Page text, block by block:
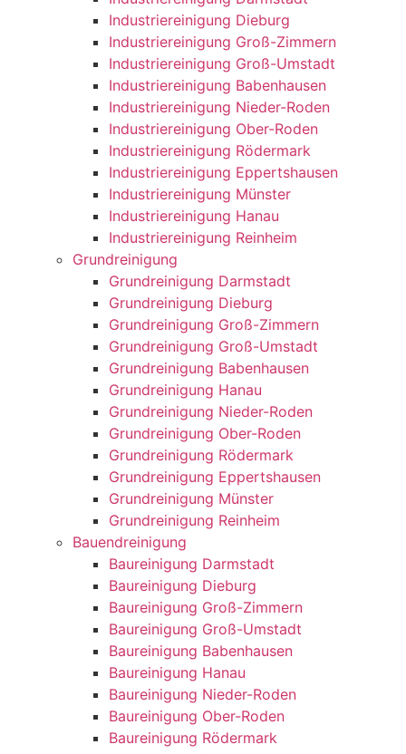
Industriereinigung Dieburg
Industriereinigung Groß-Zimmern
Industriereinigung Groß-Umstadt
Industriereinigung Babenhausen
Industriereinigung Nieder-Roden
Industriereinigung Ober-Roden
Industriereinigung Rödermark
Industriereinigung Eppertshausen
Industriereinigung Münster
Industriereinigung Hanau
Industriereinigung Reinheim
Grundreinigung
Grundreinigung Darmstadt
Grundreinigung Dieburg
Grundreinigung Groß-Zimmern
Grundreinigung Groß-Umstadt
Grundreinigung Babenhausen
Grundreinigung Hanau
Grundreinigung Nieder-Roden
Grundreinigung Ober-Roden
Grundreinigung Rödermark
Grundreinigung Eppertshausen
Grundreinigung Münster
Grundreinigung Reinheim
Bauendreinigung
Baureinigung Darmstadt
Baureinigung Dieburg
Baureinigung Groß-Zimmern
Baureinigung Groß-Umstadt
Baureinigung Babenhausen
Baureinigung Hanau
Baureinigung Nieder-Roden
Baureinigung Ober-Roden
Baureinigung Rödermark